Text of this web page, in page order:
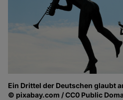
Ein Drittel der Deutschen glaubt
© pixabay.com / CC0 Public